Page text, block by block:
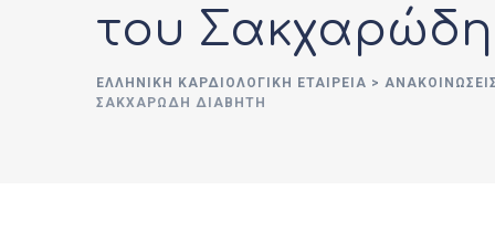
του
ΕΛΛΗΝΙΚΉ ΚΑΡΔΙΟΛΟΓΙΚΉ ΕΤΑΙΡΕΊΑ > ΑΝΑΚΟΙΝΏΣΕΙΣ
ΣΑΚΧΑΡΏΔΗ ΔΙΑΒΉΤΗ